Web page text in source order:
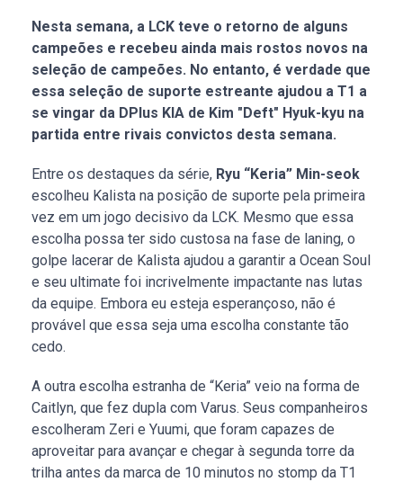
Nesta semana, a LCK teve o retorno de alguns
campeões e recebeu ainda mais rostos novos na
seleção de campeões. No entanto, é verdade que
essa seleção de suporte estreante ajudou a T1 a
se vingar da DPlus KIA de Kim "Deft" Hyuk-kyu na
partida entre rivais convictos desta semana.
Entre os destaques da série, Ryu “Keria” Min-seok
escolheu Kalista na posição de suporte pela primeira
vez em um jogo decisivo da LCK. Mesmo que essa
escolha possa ter sido custosa na fase de laning, o
golpe lacerar de Kalista ajudou a garantir a Ocean Soul
e seu ultimate foi incrivelmente impactante nas lutas
da equipe. Embora eu esteja esperançoso, não é
provável que essa seja uma escolha constante tão
cedo.
A outra escolha estranha de “Keria” veio na forma de
Caitlyn, que fez dupla com Varus. Seus companheiros
escolheram Zeri e Yuumi, que foram capazes de
aproveitar para avançar e chegar à segunda torre da
trilha antes da marca de 10 minutos no stomp da T1